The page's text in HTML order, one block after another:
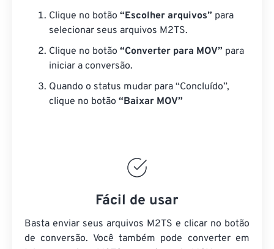
Clique no botão “Escolher arquivos” para
selecionar seus arquivos M2TS.
Clique no botão “Converter para MOV” para
iniciar a conversão.
Quando o status mudar para “Concluído”,
clique no botão “Baixar MOV”
Fácil de usar
Basta enviar seus arquivos M2TS e clicar no botão
de conversão. Você também pode converter em